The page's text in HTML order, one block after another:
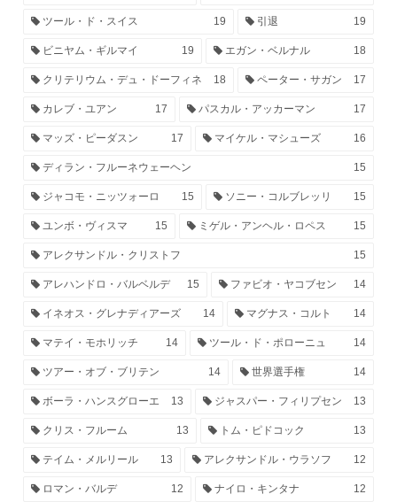
ツール・ド・スイス 19 引退 19
ビニヤム・ギルマイ 19 エガン・ベルナル 18
クリテリウム・デュ・ドーフィネ 18 ペーター・サガン 17
カレブ・ユアン 17 パスカル・アッカーマン 17
マッズ・ピーダスン 17 マイケル・マシューズ 16
ディラン・フルーネウェーヘン 15
ジャコモ・ニッツォーロ 15 ソニー・コルブレッリ 15
ユンボ・ヴィスマ 15 ミゲル・アンヘル・ロペス 15
アレクサンドル・クリストフ 15
アレハンドロ・バルベルデ 15 ファビオ・ヤコブセン 14
イネオス・グレナディアーズ 14 マグナス・コルト 14
マテイ・モホリッチ 14 ツール・ド・ポローニュ 14
ツアー・オブ・ブリテン 14 世界選手権 14
ボーラ・ハンスグローエ 13 ジャスパー・フィリプセン 13
クリス・フルーム 13 トム・ピドコック 13
テイム・メルリール 13 アレクサンドル・ウラソフ 12
ロマン・バルデ 12 ナイロ・キンタナ 12